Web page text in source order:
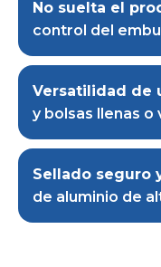
No suelta el
control del
Versatilidad de
y bolsas llenas o
Sellado seguro
de aluminio de